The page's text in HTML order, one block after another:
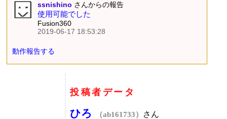
ssnishino さんからの報告
使用可能でした
Fusion360
2019-06-17 18:53:28
動作報告する
投稿者データ
ひろ （ab161733） さん